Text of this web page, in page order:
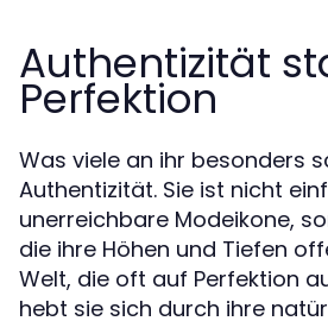
Authentizität
Perfektion
Was viele an ihr besonders
Authentizität. Sie ist nicht
unerreichbare Modeikone,
die ihre Höhen und Tiefen
Welt, die oft auf Perfektion
hebt sie sich durch ihre